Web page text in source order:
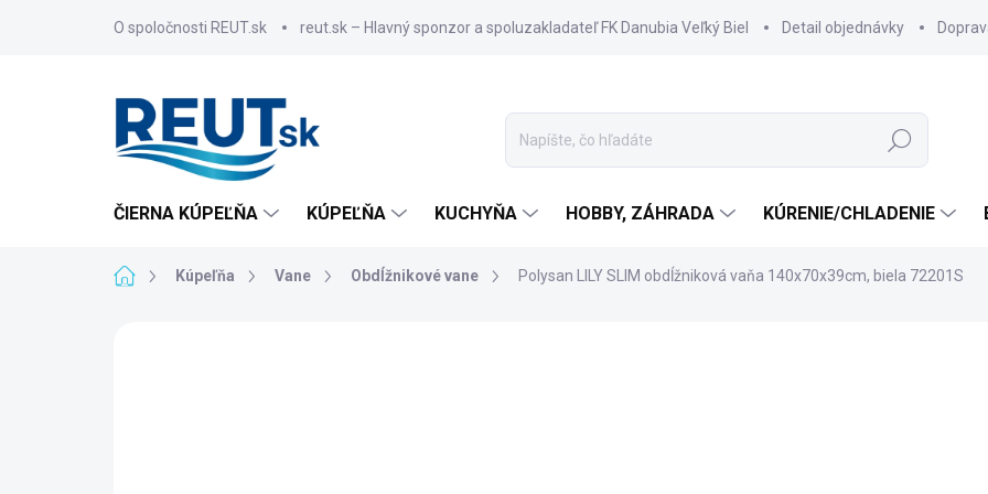
O spoločnosti REUT.sk reut.sk – Hlavný sponzor a spoluzakladateľ FK Danubia Veľký Biel Detail objednávky
Hľadať
ČIERNA KÚPEĽŇA KÚPEĽŇA KUCHYŇA HOBBY, ZÁHRADA KÚRENIE/CHLADENIE
DomovKúpeľňa Vane Obdĺžnikové vane Polysan LILY SLIM obdĺžniková vaňa 140x70x39cm, biela 72201S